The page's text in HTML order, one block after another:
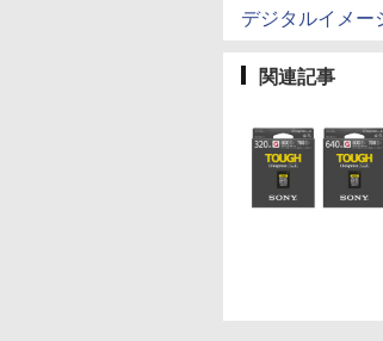
デジタルイメー
関連記事